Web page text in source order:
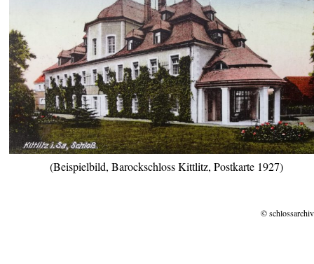
(Beispielbild, Barockschloss Kittlitz, Postkarte 1927)
©